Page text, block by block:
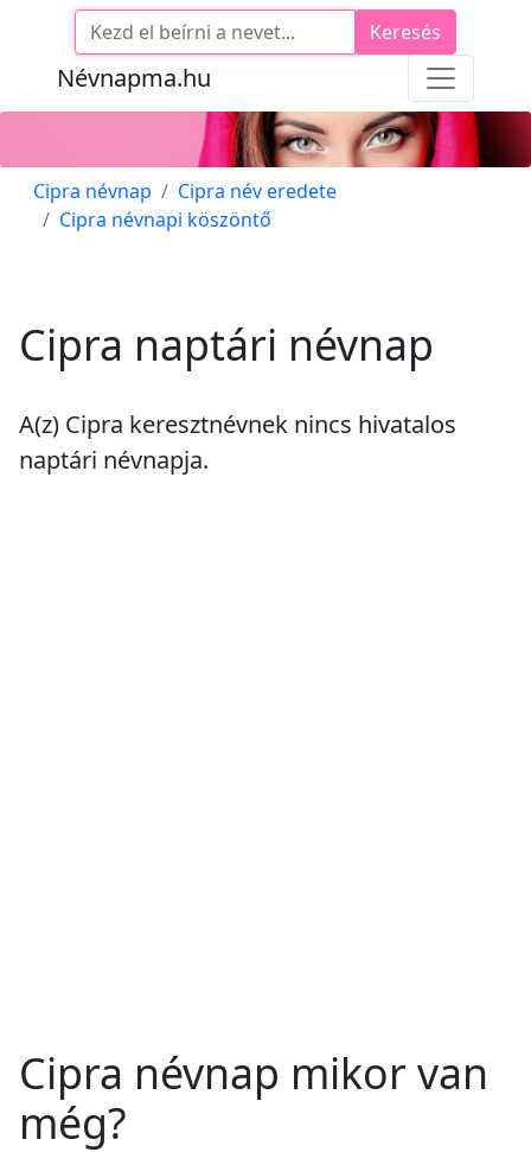
Névnapma.hu
Keresés
Cipra névnap
Cipra név eredete
Cipra névnapi köszöntő
Cipra naptári névnap
A(z) Cipra keresztnévnek nincs hivatalos
naptári névnapja.
Cipra névnap mikor van
még?